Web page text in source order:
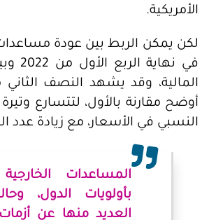
الأمريكية.
لكن يمكن الربط بين عودة مساعدات
في
أوضح مقارنة بالأول، لتتسارع وتيرة
النسبي في الأسعار، مع زيادة عدد
المساعدات
بأولويات الدول،
العديد منها عن